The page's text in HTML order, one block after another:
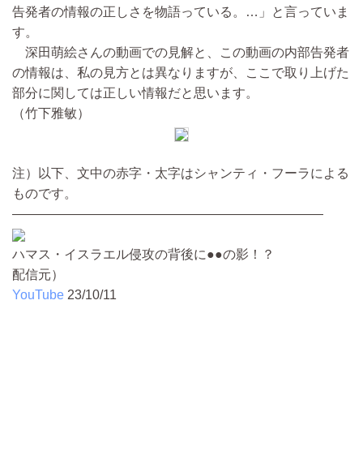
告発者の情報の正しさを物語っている。…」と言っていま
す。
深田萌絵さんの動画での見解と、この動画の内部告発者
の情報は、私の見方とは異なりますが、ここで取り上げた
部分に関しては正しい情報だと思います。
（竹下雅敏）
注）以下、文中の赤字・太字はシャンティ・フーラによる
ものです。
————————————————————————
ハマス・イスラエル侵攻の背後に●●の影！？
配信元）
YouTube 23/10/11